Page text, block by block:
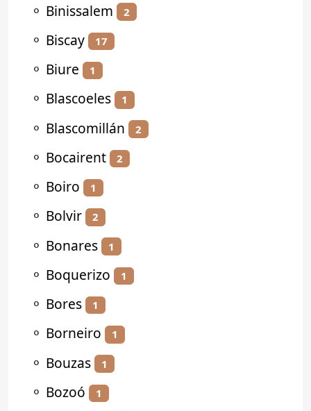
⚬ Binissalem 2
⚬ Biscay 17
⚬ Biure 1
⚬ Blascoeles 1
⚬ Blascomillán 2
⚬ Bocairent 2
⚬ Boiro 1
⚬ Bolvir 2
⚬ Bonares 1
⚬ Boquerizo 1
⚬ Bores 1
⚬ Borneiro 1
⚬ Bouzas 1
⚬ Bozoó 1